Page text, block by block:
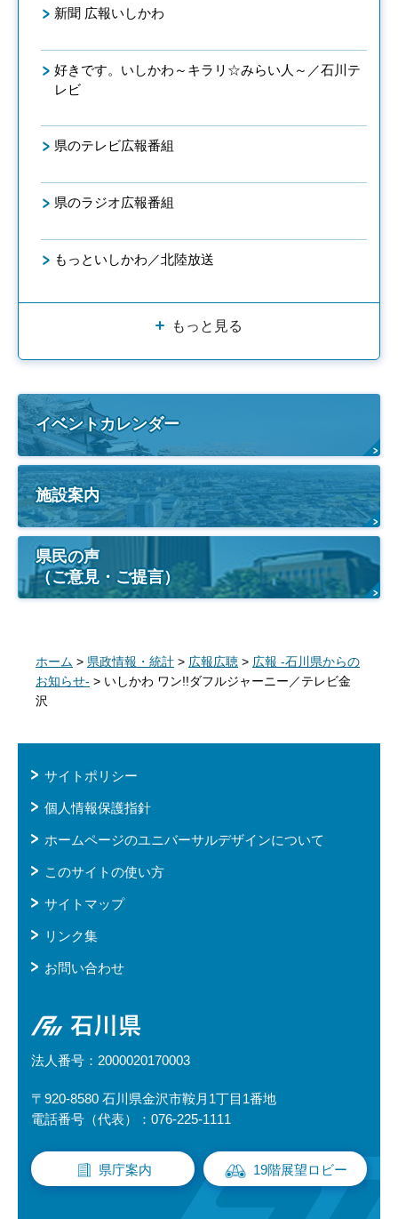
新聞 広報いしかわ
好きです。いしかわ～キラリ☆みらい人～／石川テ
レビ
県のテレビ広報番組
県のラジオ広報番組
もっといしかわ／北陸放送
もっと見る
イベントカレンダー
施設案内
県民の声
（ご意見・ご提言）
ホーム > 県政情報・統計 > 広報広聴 > 広報 -石川県からの
お知らせ- > いしかわ ワン!!ダフルジャーニー／テレビ金
沢
サイトポリシー
個人情報保護指針
ホームページのユニバーサルデザインについて
このサイトの使い方
サイトマップ
リンク集
お問い合わせ
石川県
法人番号：2000020170003
〒920-8580 石川県金沢市鞍月1丁目1番地
電話番号（代表）：076-225-1111
県庁案内 19階展望ロビー